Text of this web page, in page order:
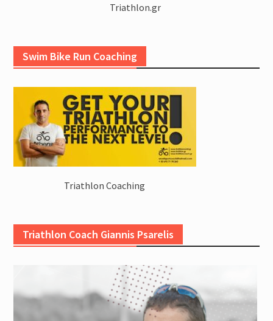
Triathlon.gr
Swim Bike Run Coaching
Triathlon Coaching
Triathlon Coach Giannis Psarelis